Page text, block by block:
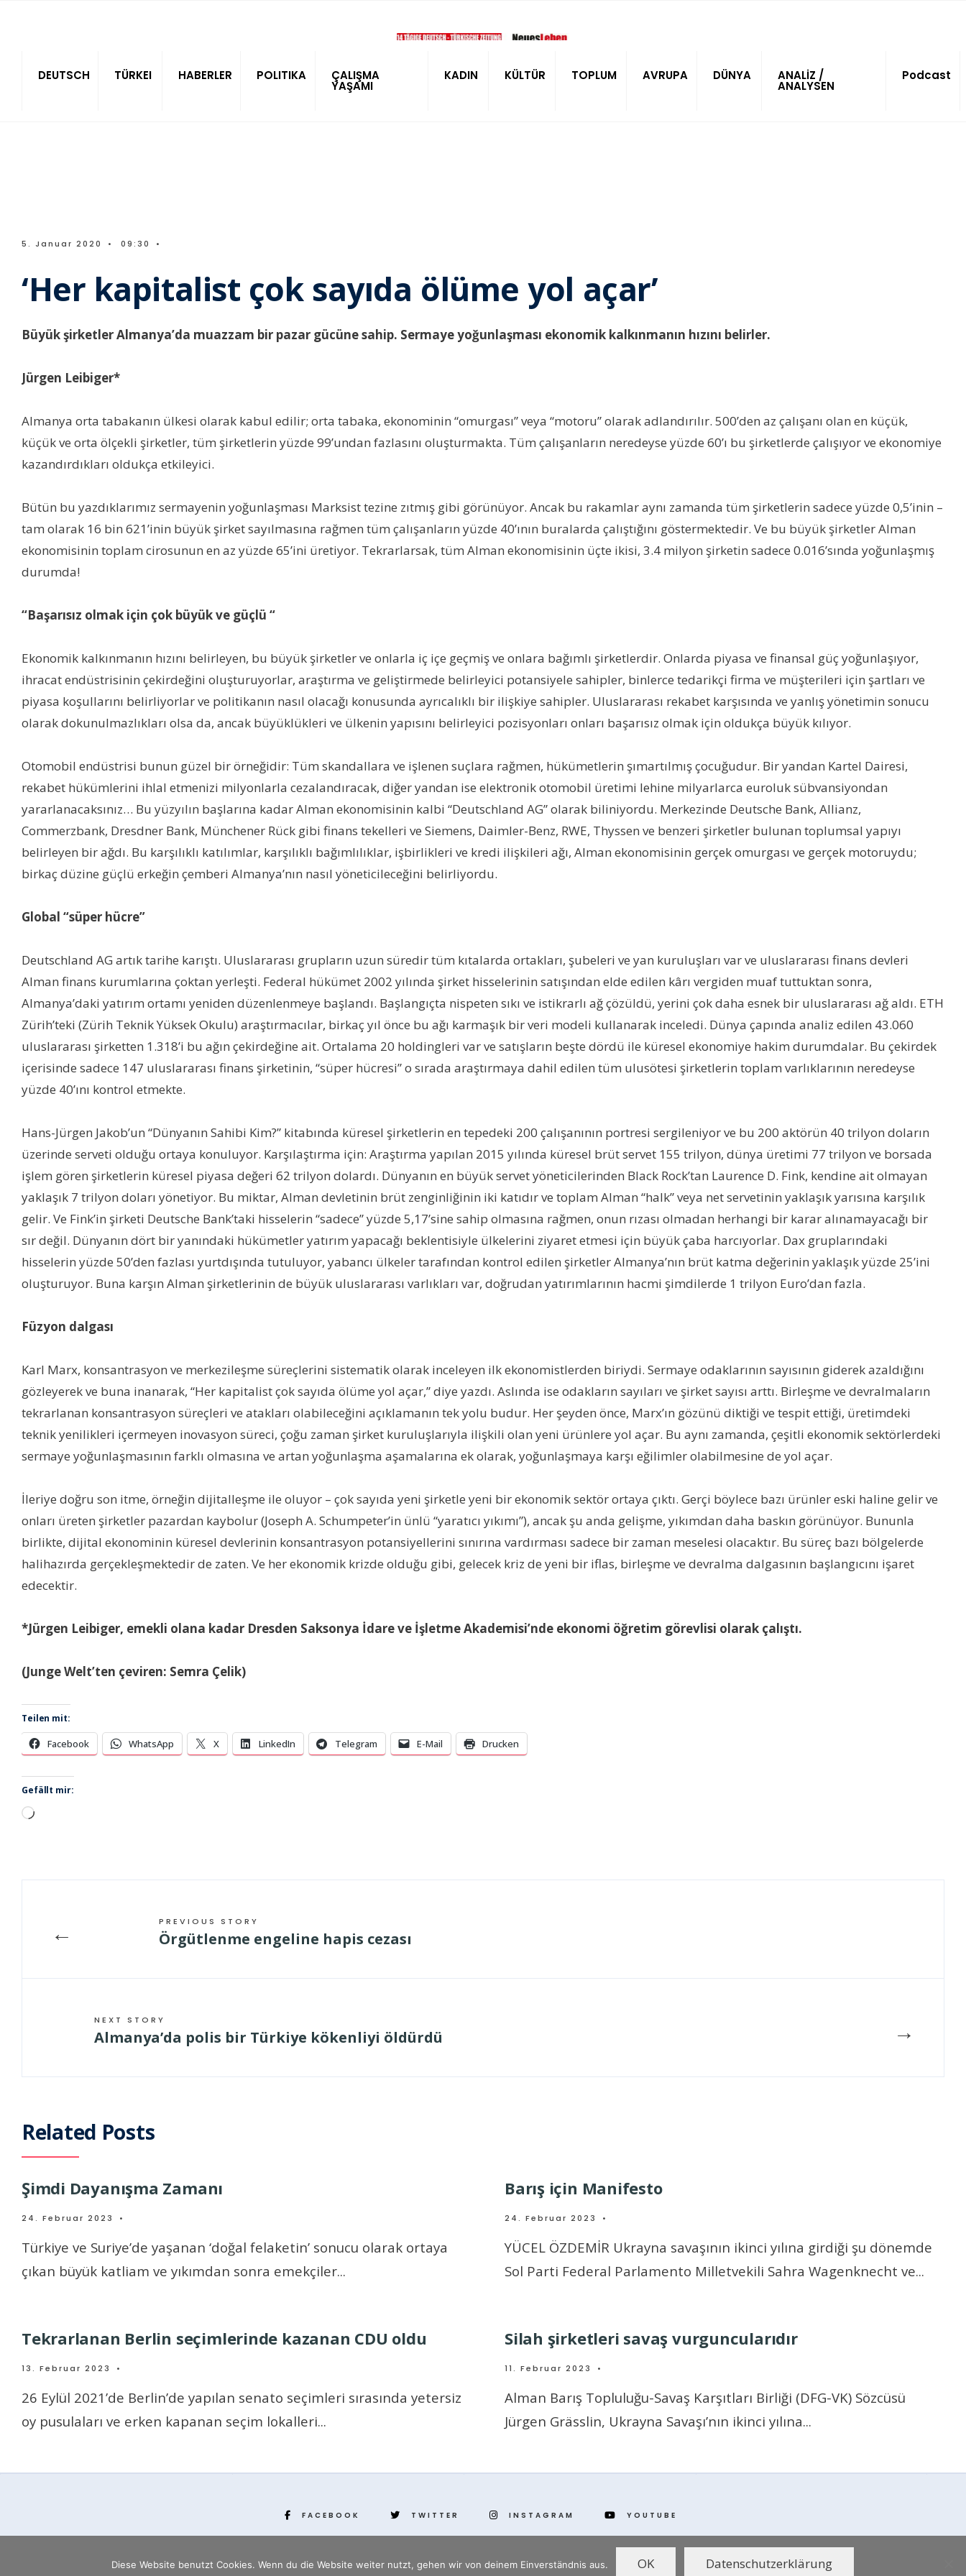
DEUTSCH TÜRKEI HABERLER POLITIKA ÇALIŞMA
YAŞAMI
KADIN KÜLTÜR TOPLUM AVRUPA DÜNYA ANALİZ /
ANALYSEN
Podcast
5. Januar 2020 • 09:30 •
‘Her kapitalist çok sayıda ölüme yol açar’
Büyük şirketler Almanya’da muazzam bir pazar gücüne sahip. Sermaye yoğunlaşması ekonomik kalkınmanın hızını belirler.
Jürgen Leibiger*
Almanya orta tabakanın ülkesi olarak kabul edilir; orta tabaka, ekonominin “omurgası” veya “motoru” olarak adlandırılır. 500’den az çalışanı olan en küçük,
küçük ve orta ölçekli şirketler, tüm şirketlerin yüzde 99’undan fazlasını oluşturmakta. Tüm çalışanların neredeyse yüzde 60’ı bu şirketlerde çalışıyor ve ekonomiye
kazandırdıkları oldukça etkileyici.
Bütün bu yazdıklarımız sermayenin yoğunlaşması Marksist tezine zıtmış gibi görünüyor. Ancak bu rakamlar aynı zamanda tüm şirketlerin sadece yüzde 0,5’inin –
tam olarak 16 bin 621’inin büyük şirket sayılmasına rağmen tüm çalışanların yüzde 40’ının buralarda çalıştığını göstermektedir. Ve bu büyük şirketler Alman
ekonomisinin toplam cirosunun en az yüzde 65’ini üretiyor. Tekrarlarsak, tüm Alman ekonomisinin üçte ikisi, 3.4 milyon şirketin sadece 0.016’sında yoğunlaşmış
durumda!
“Başarısız olmak için çok büyük ve güçlü “
Ekonomik kalkınmanın hızını belirleyen, bu büyük şirketler ve onlarla iç içe geçmiş ve onlara bağımlı şirketlerdir. Onlarda piyasa ve finansal güç yoğunlaşıyor,
ihracat endüstrisinin çekirdeğini oluşturuyorlar, araştırma ve geliştirmede belirleyici potansiyele sahipler, binlerce tedarikçi firma ve müşterileri için şartları ve
piyasa koşullarını belirliyorlar ve politikanın nasıl olacağı konusunda ayrıcalıklı bir ilişkiye sahipler. Uluslararası rekabet karşısında ve yanlış yönetimin sonucu
olarak dokunulmazlıkları olsa da, ancak büyüklükleri ve ülkenin yapısını belirleyici pozisyonları onları başarısız olmak için oldukça büyük kılıyor.
Otomobil endüstrisi bunun güzel bir örneğidir: Tüm skandallara ve işlenen suçlara rağmen, hükümetlerin şımartılmış çocuğudur. Bir yandan Kartel Dairesi,
rekabet hükümlerini ihlal etmenizi milyonlarla cezalandıracak, diğer yandan ise elektronik otomobil üretimi lehine milyarlarca euroluk sübvansiyondan
yararlanacaksınız… Bu yüzyılın başlarına kadar Alman ekonomisinin kalbi “Deutschland AG” olarak biliniyordu. Merkezinde Deutsche Bank, Allianz,
Commerzbank, Dresdner Bank, Münchener Rück gibi finans tekelleri ve Siemens, Daimler-Benz, RWE, Thyssen ve benzeri şirketler bulunan toplumsal yapıyı
belirleyen bir ağdı. Bu karşılıklı katılımlar, karşılıklı bağımlılıklar, işbirlikleri ve kredi ilişkileri ağı, Alman ekonomisinin gerçek omurgası ve gerçek motoruydu;
birkaç düzine güçlü erkeğin çemberi Almanya’nın nasıl yöneticileceğini belirliyordu.
Global “süper hücre”
Deutschland AG artık tarihe karıştı. Uluslararası grupların uzun süredir tüm kıtalarda ortakları, şubeleri ve yan kuruluşları var ve uluslararası finans devleri
Alman finans kurumlarına çoktan yerleşti. Federal hükümet 2002 yılında şirket hisselerinin satışından elde edilen kârı vergiden muaf tuttuktan sonra,
Almanya’daki yatırım ortamı yeniden düzenlenmeye başlandı. Başlangıçta nispeten sıkı ve istikrarlı ağ çözüldü, yerini çok daha esnek bir uluslararası ağ aldı. ETH
Zürih’teki (Zürih Teknik Yüksek Okulu) araştırmacılar, birkaç yıl önce bu ağı karmaşık bir veri modeli kullanarak inceledi. Dünya çapında analiz edilen 43.060
uluslararası şirketten 1.318’i bu ağın çekirdeğine ait. Ortalama 20 holdingleri var ve satışların beşte dördü ile küresel ekonomiye hakim durumdalar. Bu çekirdek
içerisinde sadece 147 uluslararası finans şirketinin, “süper hücresi” o sırada araştırmaya dahil edilen tüm ulusötesi şirketlerin toplam varlıklarının neredeyse
yüzde 40’ını kontrol etmekte.
Hans-Jürgen Jakob’un “Dünyanın Sahibi Kim?” kitabında küresel şirketlerin en tepedeki 200 çalışanının portresi sergileniyor ve bu 200 aktörün 40 trilyon doların
üzerinde serveti olduğu ortaya konuluyor. Karşılaştırma için: Araştırma yapılan 2015 yılında küresel brüt servet 155 trilyon, dünya üretimi 77 trilyon ve borsada
işlem gören şirketlerin küresel piyasa değeri 62 trilyon dolardı. Dünyanın en büyük servet yöneticilerinden Black Rock’tan Laurence D. Fink, kendine ait olmayan
yaklaşık 7 trilyon doları yönetiyor. Bu miktar, Alman devletinin brüt zenginliğinin iki katıdır ve toplam Alman “halk” veya net servetinin yaklaşık yarısına karşılık
gelir. Ve Fink’in şirketi Deutsche Bank’taki hisselerin “sadece” yüzde 5,17’sine sahip olmasına rağmen, onun rızası olmadan herhangi bir karar alınamayacağı bir
sır değil. Dünyanın dört bir yanındaki hükümetler yatırım yapacağı beklentisiyle ülkelerini ziyaret etmesi için büyük çaba harcıyorlar. Dax gruplarındaki
hisselerin yüzde 50’den fazlası yurtdışında tutuluyor, yabancı ülkeler tarafından kontrol edilen şirketler Almanya’nın brüt katma değerinin yaklaşık yüzde 25’ini
oluşturuyor. Buna karşın Alman şirketlerinin de büyük uluslararası varlıkları var, doğrudan yatırımlarının hacmi şimdilerde 1 trilyon Euro’dan fazla.
Füzyon dalgası
Karl Marx, konsantrasyon ve merkezileşme süreçlerini sistematik olarak inceleyen ilk ekonomistlerden biriydi. Sermaye odaklarının sayısının giderek azaldığını
gözleyerek ve buna inanarak, “Her kapitalist çok sayıda ölüme yol açar,” diye yazdı. Aslında ise odakların sayıları ve şirket sayısı arttı. Birleşme ve devralmaların
tekrarlanan konsantrasyon süreçleri ve atakları olabileceğini açıklamanın tek yolu budur. Her şeyden önce, Marx’ın gözünü diktiği ve tespit ettiği, üretimdeki
teknik yenilikleri içermeyen inovasyon süreci, çoğu zaman şirket kuruluşlarıyla ilişkili olan yeni ürünlere yol açar. Bu aynı zamanda, çeşitli ekonomik sektörlerdeki
sermaye yoğunlaşmasının farklı olmasına ve artan yoğunlaşma aşamalarına ek olarak, yoğunlaşmaya karşı eğilimler olabilmesine de yol açar.
İleriye doğru son itme, örneğin dijitalleşme ile oluyor – çok sayıda yeni şirketle yeni bir ekonomik sektör ortaya çıktı. Gerçi böylece bazı ürünler eski haline gelir ve
onları üreten şirketler pazardan kaybolur (Joseph A. Schumpeter’in ünlü “yaratıcı yıkımı”), ancak şu anda gelişme, yıkımdan daha baskın görünüyor. Bununla
birlikte, dijital ekonominin küresel devlerinin konsantrasyon potansiyellerini sınırına vardırması sadece bir zaman meselesi olacaktır. Bu süreç bazı bölgelerde
halihazırda gerçekleşmektedir de zaten. Ve her ekonomik krizde olduğu gibi, gelecek kriz de yeni bir iflas, birleşme ve devralma dalgasının başlangıcını işaret
edecektir.
*Jürgen Leibiger, emekli olana kadar Dresden Saksonya İdare ve İşletme Akademisi’nde ekonomi öğretim görevlisi olarak çalıştı.
(Junge Welt’ten çeviren: Semra Çelik)
Teilen mit:
Facebook WhatsApp X LinkedIn Telegram E-Mail Drucken
Gefällt mir:
Wird
← PREVIOUS STORY
Örgütlenme engeline hapis cezası
→
NEXT STORY
Almanya’da polis bir Türkiye kökenliyi öldürdü
Related Posts
Şimdi Dayanışma Zamanı
24. Februar 2023 •
Türkiye ve Suriye’de yaşanan ‘doğal felaketin’ sonucu olarak ortaya
çıkan büyük katliam ve yıkımdan sonra emekçiler...
Barış için Manifesto
24. Februar 2023 •
YÜCEL ÖZDEMİR Ukrayna savaşının ikinci yılına girdiği şu dönemde
Sol Parti Federal Parlamento Milletvekili Sahra Wagenknecht ve...
Tekrarlanan Berlin seçimlerinde kazanan CDU oldu
13. Februar 2023 •
26 Eylül 2021’de Berlin’de yapılan senato seçimleri sırasında yetersiz
oy pusulaları ve erken kapanan seçim lokalleri...
Silah şirketleri savaş vurguncularıdır
11. Februar 2023 •
Alman Barış Topluluğu-Savaş Karşıtları Birliği (DFG-VK) Sözcüsü
Jürgen Grässlin, Ukrayna Savaşı’nın ikinci yılına...
FACEBOOK TWITTER INSTAGRAM YOUTUBE
Diese Website benutzt Cookies. Wenn du die Website weiter nutzt, gehen wir von deinem Einverständnis aus. OK Datenschutzerklärung